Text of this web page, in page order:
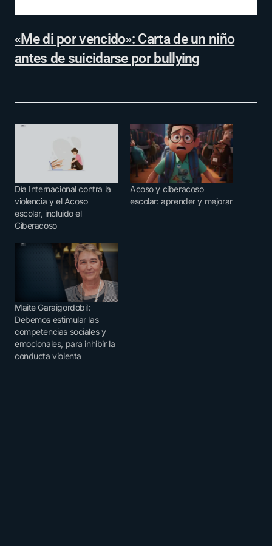
«Me di por vencido»: Carta de un niño
antes de suicidarse por bullying
Día Internacional contra la
violencia y el Acoso
escolar, incluido el
Ciberacoso
Acoso y ciberacoso
escolar: aprender y mejorar
Maite Garaigordobil:
Debemos estimular las
competencias sociales y
emocionales, para inhibir la
conducta violenta